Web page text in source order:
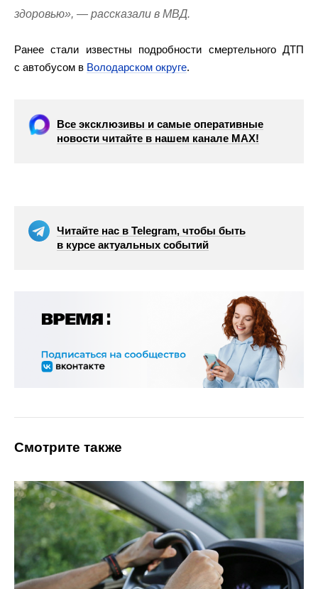
здоровью», — рассказали в МВД.
Ранее стали известны подробности смертельного ДТП
с автобусом в Володарском округе.
Все эксклюзивы и самые оперативные
новости читайте в нашем канале МАХ!
Читайте нас в Telegram, чтобы быть
в курсе актуальных событий
Смотрите также